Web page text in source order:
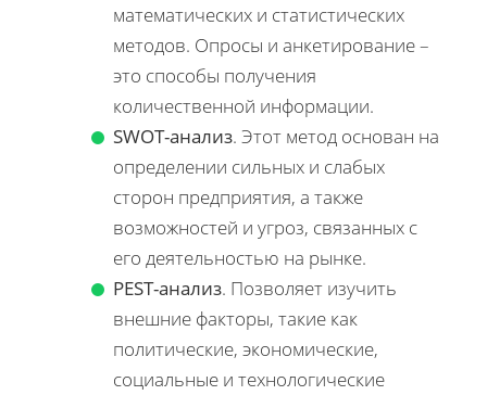
математических и статистических
методов. Опросы и анкетирование –
это способы получения
количественной информации.
SWOT-анализ. Этот метод основан на
определении сильных и слабых
сторон предприятия, а также
возможностей и угроз, связанных с
его деятельностью на рынке.
PEST-анализ. Позволяет изучить
внешние факторы, такие как
политические, экономические,
социальные и технологические